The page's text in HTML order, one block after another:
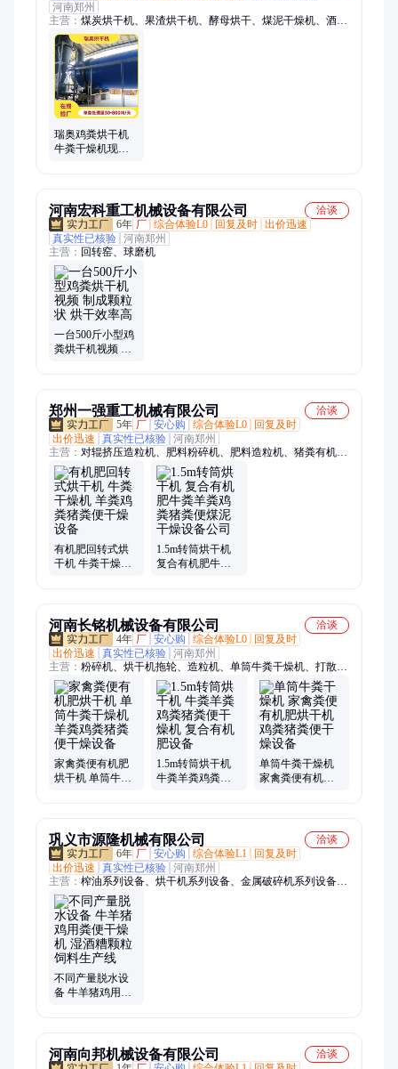
河南郑州
主营： 煤炭烘干机、果渣烘干机、酵母烘干、煤泥干燥机、酒糟
干燥机、饲料烘干、锯末烘干设备、药渣烘干机、秸秆烘干机、
污泥烘干机、牧草烘干机
瑞奥鸡粪烘干机
牛粪干燥机现场
河南宏科重工机械设备有限公司
洽谈
6年 厂 综合体验L0 回复及时 出价迅速
真实性已核验 河南郑州
主营： 回转窑、球磨机
一台500斤小型鸡
粪烘干机视频 制
郑州一强重工机械有限公司
洽谈
5年 厂 安心购 综合体验L0
回复及时
出价迅速
真实性已核验 河南郑州
主营： 对辊挤压造粒机、肥料粉碎机、肥料造粒机、猪粪有机肥
设备、有机肥设备、复合肥设备、有机肥发酵设备、有机肥造粒
机、BB肥设备、有机肥生产线、粉状有机肥设备、圆盘造粒
机、转股造粒机、发酵翻堆机、履带式翻堆机、轮盘翻堆机、有
机肥烘干机
有机肥回转式烘
干机 牛粪干燥机
1.5m转筒烘干机
复合有机肥牛粪
河南长铭机械设备有限公司
洽谈
4年 厂 安心购 综合体验L0
回复及时
出价迅速
真实性已核验 河南郑州
主营： 粉碎机、烘干机拖轮、造粒机、单筒牛粪干燥机、打散
机、球磨机钢锻、烘干机托辊、粉土机、制砂机衬板、废水回收
机、球磨机钢球、挤压制粒机、粉碎机筛板、污水处理设备、煤
棒机、制棒机、粉碎机锤头、破碎机锤头、破碎机衬板、球磨机
衬板、高锰钢锤头、耐磨锤头、高铬合金锤头、破碎机筛板、制
砂机锤头
家禽粪便有机肥
烘干机 单筒牛粪
1.5m转筒烘干机
牛粪羊粪鸡粪猪
单筒牛粪干燥机
家禽粪便有机肥
巩义市源隆机械有限公司
洽谈
6年 厂 安心购 综合体验L1
回复及时
出价迅速
真实性已核验 河南郑州
主营： 榨油系列设备、烘干机系列设备、金属破碎机系列设备、
牛羊猪鸡用粪便干燥机、砂石线系列设备、铜米机、制碳系列设
备
不同产量脱水设
备 牛羊猪鸡用粪
河南向邦机械设备有限公司
洽谈